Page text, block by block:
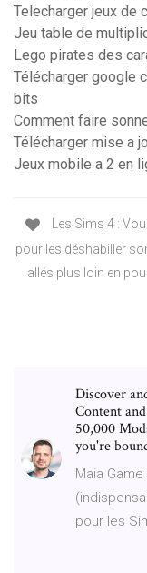
Telecharger jeux de
Jeu table de
Lego pirates des
Télécharger google
bits
Comment faire
Télécharger mise a
Jeux mobile a 2 en
Les Sims 4 :
pour les déshabiller
allés plus loin en
Discover
Content
50,000
you're
Maia
pour les